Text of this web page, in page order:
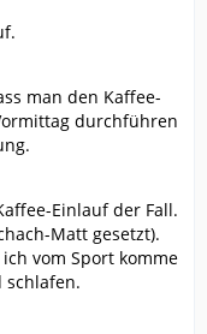
man den Kaffee-
durchführen
Einlauf der Fall.
Matt gesetzt).
vom Sport komme
schlafen.